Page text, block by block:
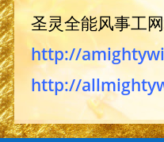
圣灵全能风事工
http://
http://